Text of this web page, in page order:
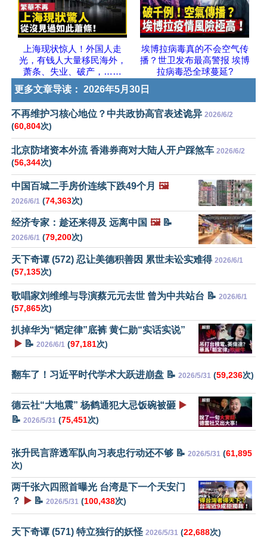
上海现状惊人！外国人走
光，有钱人大量移民海外，
萧条、失业、破产，……
埃博拉病毒真的不会空气传
播？世卫发布最高警报 埃博
拉病毒恐全球蔓延?
更多文章导读： 2026年5月30日
不再维护习核心地位？中共政协高官表述诡异 2026/6/2
(60,804次)
北京防堵资本外流 香港券商对大陆人开户踩煞车 2026/6/2
(56,344次)
中国百城二手房价连续下跌49个月 🖼️
2026/6/1 (74,363次)
经济专家：趁还来得及 远离中国 🖼️📝
2026/6/1 (79,200次)
天下奇谭 (572) 忍让美德积善因 累世未讼实难得 2026/6/1
(57,135次)
歌唱家刘维维与导演蔡元元去世 曾为中共站台 📝 2026/6/1
(57,865次)
扒掉华为“韬定律”底裤 黄仁勋“实话实说”
▶️ 📝 2026/6/1 (97,181次)
翻车了！习近平时代学术大跃进崩盘 📝 2026/5/31 (59,236次)
德云社“大地震” 杨鹤通犯大忌饭碗被砸 ▶️
📝 2026/5/31 (75,451次)
张升民言辞透军队向习表忠行动还不够 📝 2026/5/31 (61,895
次)
两千张六四照首曝光 台湾是下一个天安门
？
▶️ 📝 2026/5/31 (100,438次)
天下奇谭 (571) 特立独行的妖怪 2026/5/31 (22,688次)